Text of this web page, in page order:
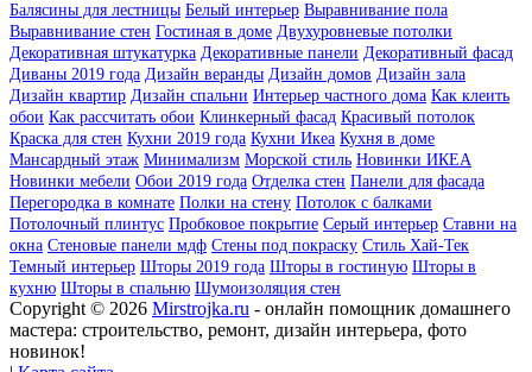
Балясины для лестницы Белый интерьер Выравнивание пола
Выравнивание стен Гостиная в доме Двухуровневые потолки
Декоративная штукатурка Декоративные панели Декоративный фасад
Диваны 2019 года Дизайн веранды Дизайн домов Дизайн зала
Дизайн квартир Дизайн спальни Интерьер частного дома Как клеить
обои Как рассчитать обои Клинкерный фасад Красивый потолок
Краска для стен Кухни 2019 года Кухни Икеа Кухня в доме
Мансардный этаж Минимализм Морской стиль Новинки ИКЕА
Новинки мебели Обои 2019 года Отделка стен Панели для фасада
Перегородка в комнате Полки на стену Потолок с балками
Потолочный плинтус Пробковое покрытие Серый интерьер Ставни на
окна Стеновые панели мдф Стены под покраску Стиль Хай-Тек
Темный интерьер Шторы 2019 года Шторы в гостиную Шторы в
кухню Шторы в спальню Шумоизоляция стен
Copyright © 2026 Mirstrojka.ru - онлайн помощник домашнего
мастера: строительство, ремонт, дизайн интерьера, фото
новинок!